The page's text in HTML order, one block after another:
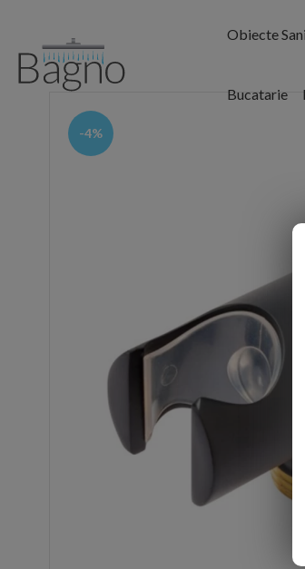
Obiecte
Bucatarie
-4%